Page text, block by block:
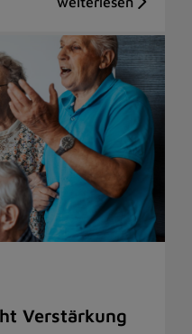
Verstärkung